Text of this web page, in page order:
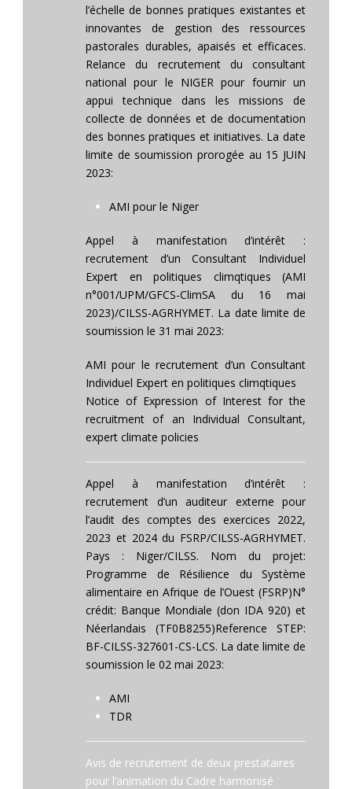
l’échelle de bonnes pratiques existantes et
innovantes de gestion des ressources
pastorales durables, apaisés et efficaces.
Relance du recrutement du consultant
national pour le NIGER pour fournir un
appui technique dans les missions de
collecte de données et de documentation
des bonnes pratiques et initiatives. La date
limite de soumission prorogée au 15 JUIN
2023:
AMI pour le Niger
Appel à manifestation d’intérêt :
recrutement d’un Consultant Individuel
Expert en politiques climqtiques (AMI
n°001/UPM/GFCS-ClimSA du 16 mai
2023)/CILSS-AGRHYMET. La date limite de
soumission le 31 mai 2023:
AMI pour le recrutement d’un Consultant
Individuel Expert en politiques climqtiques
Notice of Expression of Interest for the
recruitment of an Individual Consultant,
expert climate policies
Appel à manifestation d’intérêt :
recrutement d’un auditeur externe pour
l’audit des comptes des exercices 2022,
2023 et 2024 du FSRP/CILSS-AGRHYMET.
Pays : Niger/CILSS. Nom du projet:
Programme de Résilience du Système
alimentaire en Afrique de l’Ouest (FSRP)N°
crédit: Banque Mondiale (don IDA 920) et
Néerlandais (TF0B8255)Reference STEP:
BF-CILSS-327601-CS-LCS. La date limite de
soumission le 02 mai 2023:
AMI
TDR
Avis de recrutement de deux prestataires
pour l’animation du Cadre harmonisé